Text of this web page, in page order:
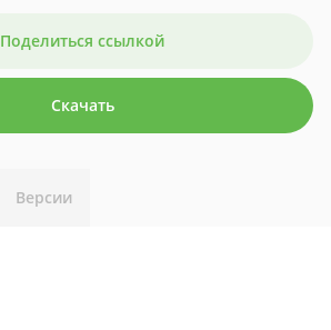
Поделиться ссылкой
Скачать
Версии